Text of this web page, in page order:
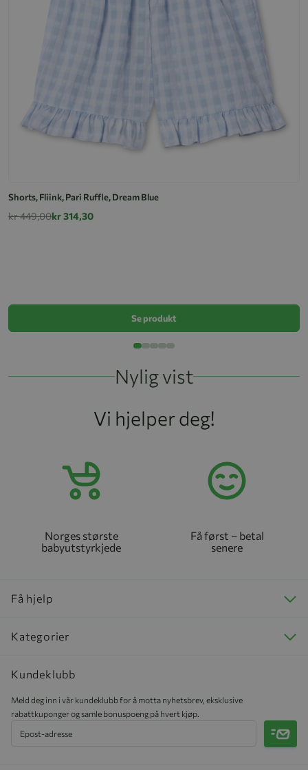
Shorts, Fliink, Pari Ruffle, Dream Blue
kr 449,00kr 314,30
Se produkt
Nylig vist
Vi hjelper deg!
Norges største
babyutstyrkjede
Få først – betal
senere
Få hjelp
Kategorier
Kundeklubb
Meld deg inn i vår kundeklubb for å motta nyhetsbrev, eksklusive
rabattkuponger og samle bonuspoeng på hvert kjøp.
Meld